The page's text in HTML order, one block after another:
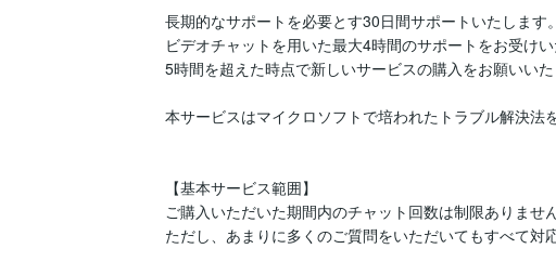
長期的なサポートを必要とす30日間サポートいたします。
ビデオチャットを用いた最大4時間のサポートをお受けい
5時間を超えた時点で新しいサービスの購入をお願いいた
本サービスはマイクロソフトで培われたトラブル解決法
【基本サービス範囲】
ご購入いただいた期間内のチャット回数は制限ありません
ただし、あまりに多くのご質問をいただいてもすべて対